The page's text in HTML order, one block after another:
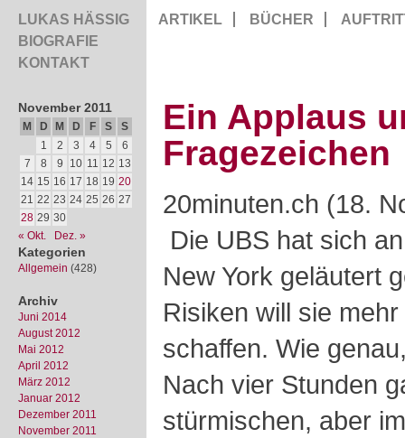
LUKAS HÄSSIG
BIOGRAFIE
KONTAKT
ARTIKEL BÜCHER
November 2011
M D M D F S
S
1
2 3 4 5
6
7
8 9 10 11 12 13
14 15 16 17 18 19 20
21 22 23 24 25 26 27
28 29 30
« Okt.
Dez. »
Kategorien
Allgemein (428)
Archiv
Juni 2014
August 2012
Mai 2012
April 2012
März 2012
Januar 2012
Dezember 2011
November 2011
Ein Applaus
Fragezeichen
20minuten.ch (18.
Die UBS hat sich
New York geläutert
Risiken will sie
schaffen. Wie
Nach vier Stunden
stürmischen, aber